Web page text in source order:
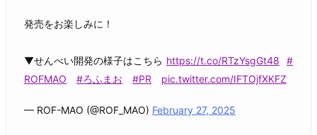
発売をお楽しみに！
▼せんべい開発の様子はこちら https://t.co/RTzYsgGt48
#
ROFMAO
#ろふまお #PR pic.twitter.com/IFTOjfXKFZ
— ROF-MAO (@ROF_MAO) February 27, 2025